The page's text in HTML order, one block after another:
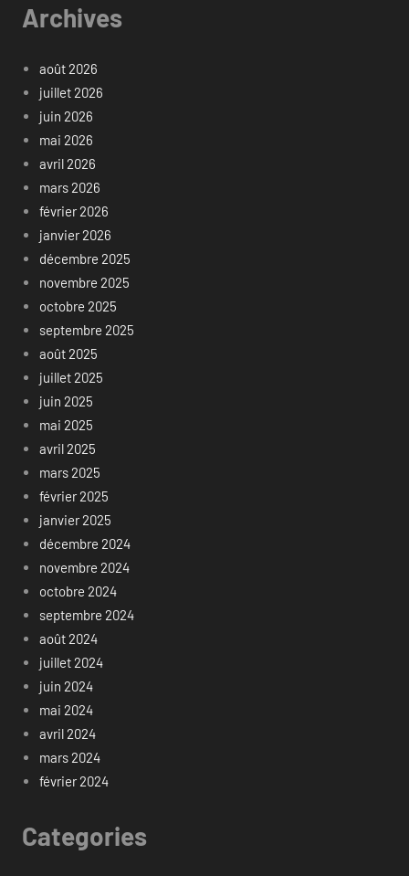
Archives
août 2026
juillet 2026
juin 2026
mai 2026
avril 2026
mars 2026
février 2026
janvier 2026
décembre 2025
novembre 2025
octobre 2025
septembre 2025
août 2025
juillet 2025
juin 2025
mai 2025
avril 2025
mars 2025
février 2025
janvier 2025
décembre 2024
novembre 2024
octobre 2024
septembre 2024
août 2024
juillet 2024
juin 2024
mai 2024
avril 2024
mars 2024
février 2024
Categories